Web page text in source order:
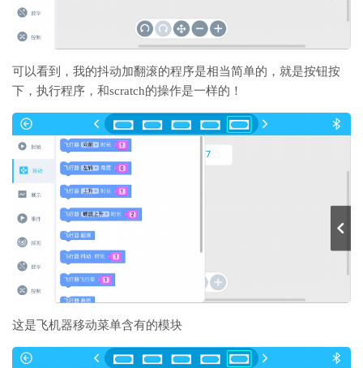
可以看到，我的抖动加翻滚的程序是相当简单的，就是按钮按
下，执行程序，和scratch的操作是一样的！
这是飞机器移动菜单含有的模块